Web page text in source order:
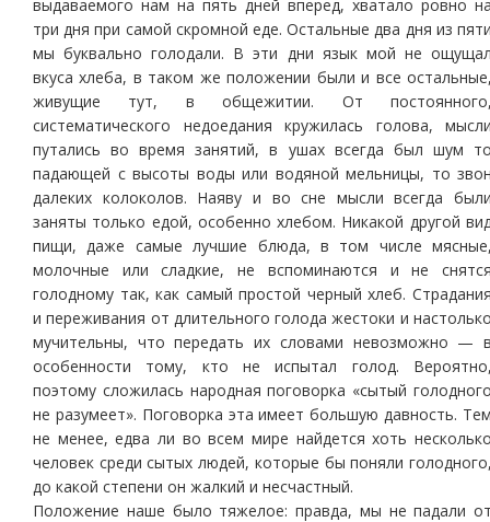
выдаваемого нам на пять дней вперед, хватало ровно
три дня при самой скромной еде. Остальные два дня из
мы буквально голодали. В эти дни язык мой не
вкуса хлеба, в таком же положении были и все
живущие тут, в общежитии. От
систематического недоедания кружилась голова,
путались во время занятий, в ушах всегда был шум
падающей с высоты воды или водяной мельницы, то
далеких колоколов. Наяву и во сне мысли всегда
заняты только едой, особенно хлебом. Никакой другой
пищи, даже самые лучшие блюда, в том числе
молочные или сладкие, не вспоминаются и не
голодному так, как самый простой черный хлеб.
и переживания от длительного голода жестоки и
мучительны, что передать их словами невозможно —
особенности тому, кто не испытал голод.
поэтому сложилась народная поговорка «сытый
не разумеет». Поговорка эта имеет большую давность.
не менее, едва ли во всем мире найдется хоть
человек среди сытых людей, которые бы поняли
до какой степени он жалкий и несчастный.
Положение наше было тяжелое: правда, мы не падали